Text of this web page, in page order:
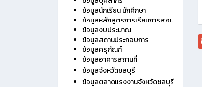
ประวัติวิทยาลัย
ข้อมูลบุคลากร
ข้อมูลนักเรียน นักศึกษา
ข้อมูลหลักสูตรการเรียนการสอน
ข้อมูลงบประมาณ
ข้อมูลสถานประกอบการ